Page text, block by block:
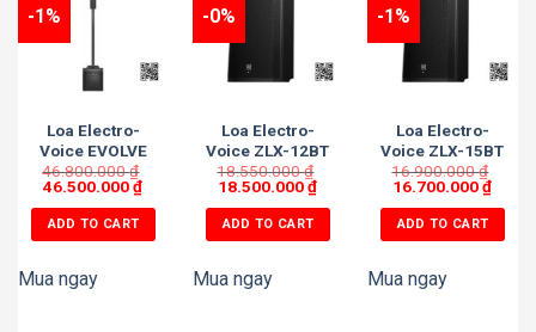
-1%
Loa Electro-
Voice EVOLVE
30M
46.800.000₫
46.500.000₫
ADD TO CART
Mua ngay
-0%
Loa Electro-
Voice ZLX-12BT
18.550.000₫
18.500.000₫
ADD TO CART
Mua ngay
-1%
Loa Electro-
Voice ZLX-15BT
16.900.000₫
16.700.000₫
ADD TO CART
Mua ngay